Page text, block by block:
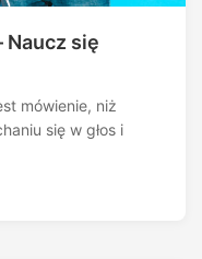
mówienie, niż
się w głos i